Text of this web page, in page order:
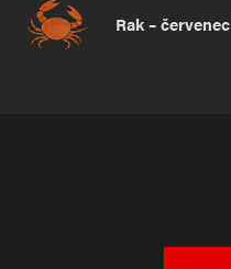
Rak – červenec